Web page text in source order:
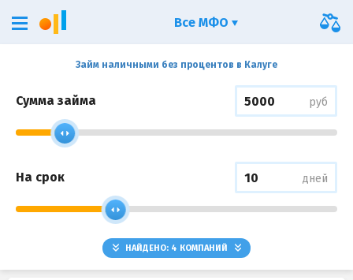
Займ наличными без процентов в Калуге
Сумма займа руб
На срок дней
НАЙДЕНО: 4 КОМПАНИЙ
Все МФО